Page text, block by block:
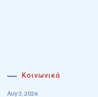
Κοινωνικά
Αυγ 3, 2026